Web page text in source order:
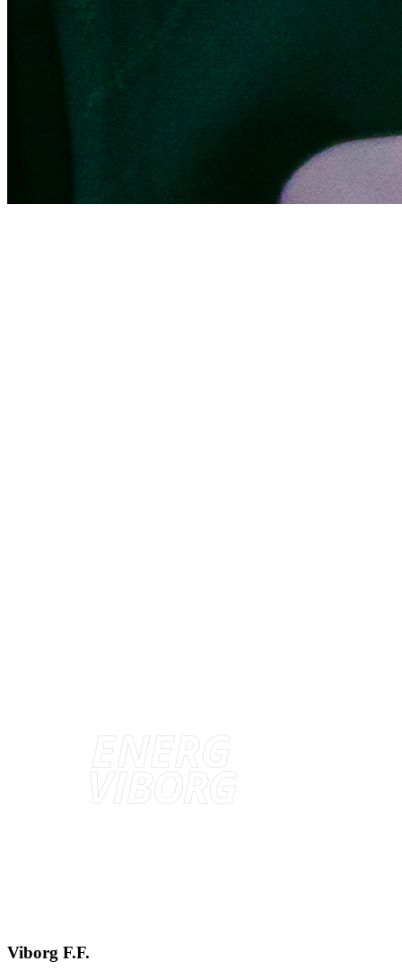
Viborg F.F.